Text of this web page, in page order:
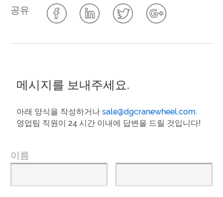
공유
메시지를 보내주세요.
아래 양식을 작성하거나sale@dgcranewheel.com.
영업팀 직원이 24 시간 이내에 답변을 드릴 것입니다!
이름